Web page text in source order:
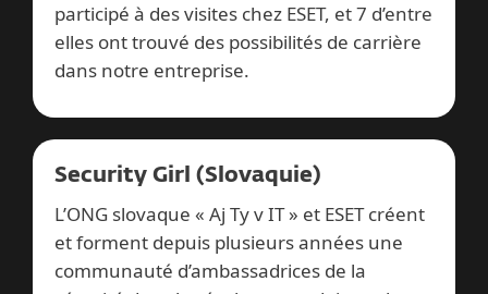
participé à des visites chez ESET, et 7 d’entre
elles ont trouvé des possibilités de carrière
dans notre entreprise.
Security Girl (Slovaquie)
L’ONG slovaque « Aj Ty v IT » et ESET créent
et forment depuis plusieurs années une
communauté d’ambassadrices de la